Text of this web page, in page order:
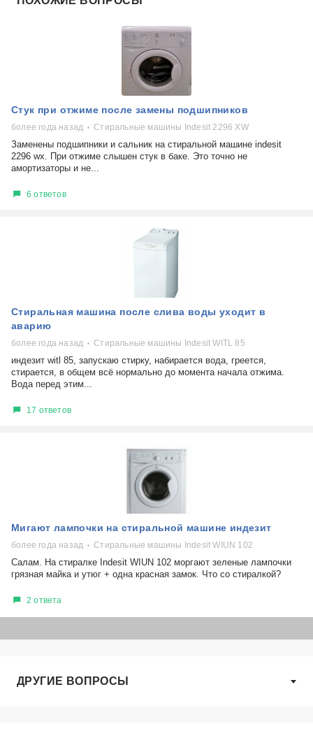
Стук при отжиме после замены подшипников
более года назад Стиральные машины Indesit 2296 XW
Заменены подшипники и сальник на стиральной машине indesit
2296 wx. При отжиме слышен стук в баке. Это точно не
амортизаторы и не...
6 ответов
Стиральная машина после слива воды уходит в
аварию
более года назад Стиральные машины Indesit WITL 85
индезит witl 85, запускаю стирку, набирается вода, греется,
стирается, в общем всё нормально до момента начала отжима.
Вода перед этим...
17 ответов
Мигают лампочки на стиральной машине индезит
более года назад Стиральные машины Indesit WIUN 102
Салам. На стиралке Indesit WIUN 102 моргают зеленые лампочки
грязная майка и утюг + одна красная замок. Что со стиралкой?
2 ответа
ДРУГИЕ ВОПРОСЫ